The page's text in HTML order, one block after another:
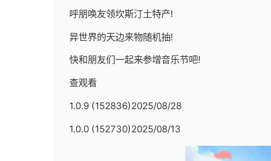
呼朋唤友领坎斯汀土特产!
异世界的天边来物随机抽!
快和朋友们一起来参增音乐节吧!
查观看
1.0.9 (152836)2025/08/28
1.0.0 (152730)2025/08/13